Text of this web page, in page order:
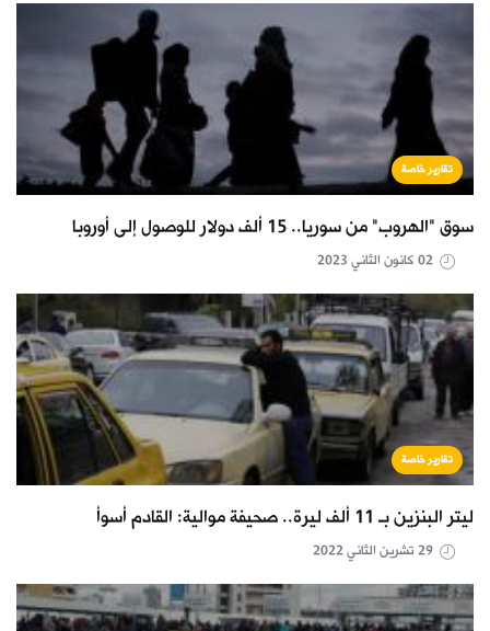
تقارير خاصة
سوق "الهروب" من سوريا.. 15 ألف دولار للوصول إلى أوروبا
تقارير خاصة
ليتر البنزين بـ 11 ألف ليرة.. صحيفة موالية: القادم أسوأ